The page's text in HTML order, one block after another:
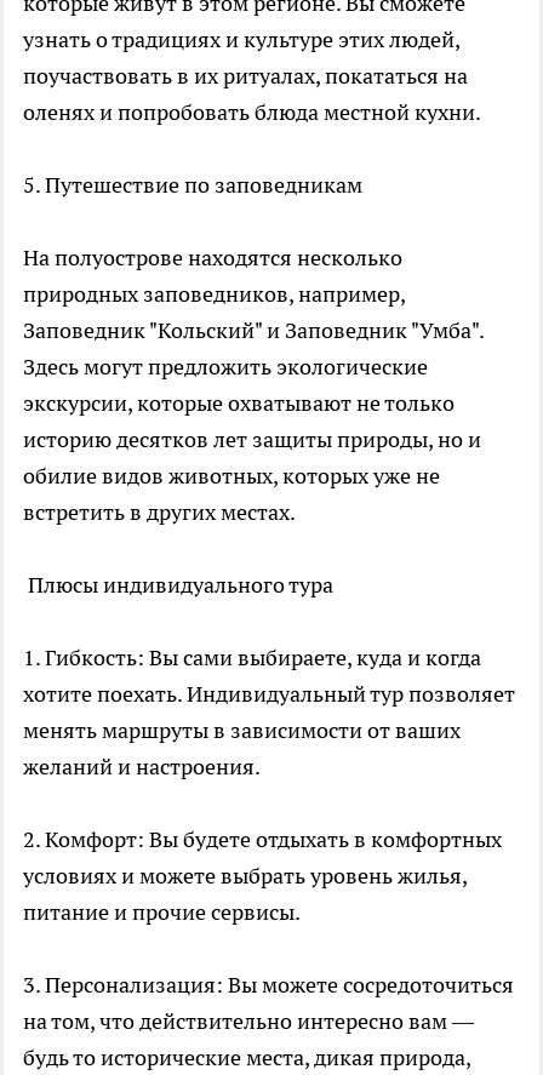
узнать о традициях и культуре этих людей,
поучаствовать в их ритуалах, покататься на
оленях и попробовать блюда местной кухни.
5. Путешествие по заповедникам
На полуострове находятся несколько
природных заповедников, например,
Заповедник "Кольский" и Заповедник "Умба".
Здесь могут предложить экологические
экскурсии, которые охватывают не только
историю десятков лет защиты природы, но и
обилие видов животных, которых уже не
встретить в других местах.
Плюсы индивидуального тура
1. Гибкость: Вы сами выбираете, куда и когда
хотите поехать. Индивидуальный тур позволяет
менять маршруты в зависимости от ваших
желаний и настроения.
2. Комфорт: Вы будете отдыхать в комфортных
условиях и можете выбрать уровень жилья,
питание и прочие сервисы.
3. Персонализация: Вы можете сосредоточиться
на том, что действительно интересно вам —
будь то исторические места, дикая природа,